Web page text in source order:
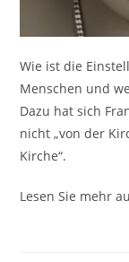
Wie ist die
Menschen und
Dazu hat sich
nicht „von der
Kirche“.
Lesen Sie mehr